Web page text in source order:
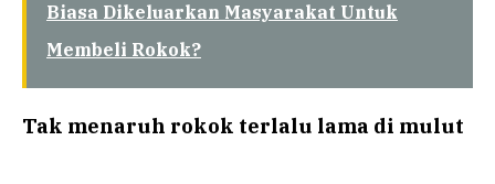
Biasa Dikeluarkan Masyarakat Untuk
Membeli Rokok?
Tak menaruh rokok terlalu lama di mulut